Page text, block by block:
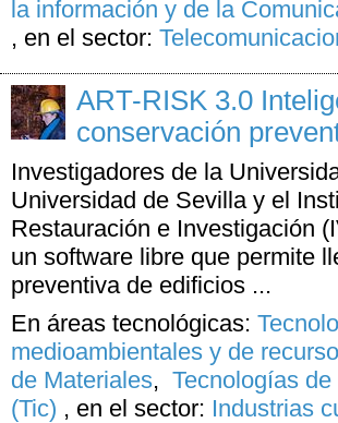
la información y de la
, en el sector:
ART-RISK 3.0
conservación
Investigadores de la
Universidad de Sevilla y el
Restauración e Investigación
un software libre que permite
preventiva de edificios ...
En áreas tecnológicas:
medioambientales y de
de Materiales, Tecnologías
(Tic) , en el sector: Industrias